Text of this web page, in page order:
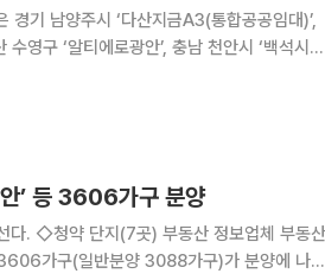
기 남양주시 ‘다산지금A3(통합공공임대)’,
영구 ‘알티에로광안’, 충남 천안시 ‘백석시그
’ 등 3606가구 분양
동산
가구(일반분양 3088가구)가 분양에 나선